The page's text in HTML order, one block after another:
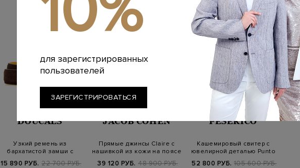
DOUCALS
Узкий ремень из
бархатистой замши с
15 890 РУБ. 22 700 РУБ.
JACOB COHEN
Прямые джинсы Claire с
нашивкой из кожи на поясе
39 120 РУБ. 48 900 РУБ.
PESERICO
Кашемировый свитер с
ювелирной деталью Punto
52 800 РУБ. 105 600 РУБ.
для зарегистрированных
пользователей
ЗАРЕГИСТРИРОВАТЬСЯ